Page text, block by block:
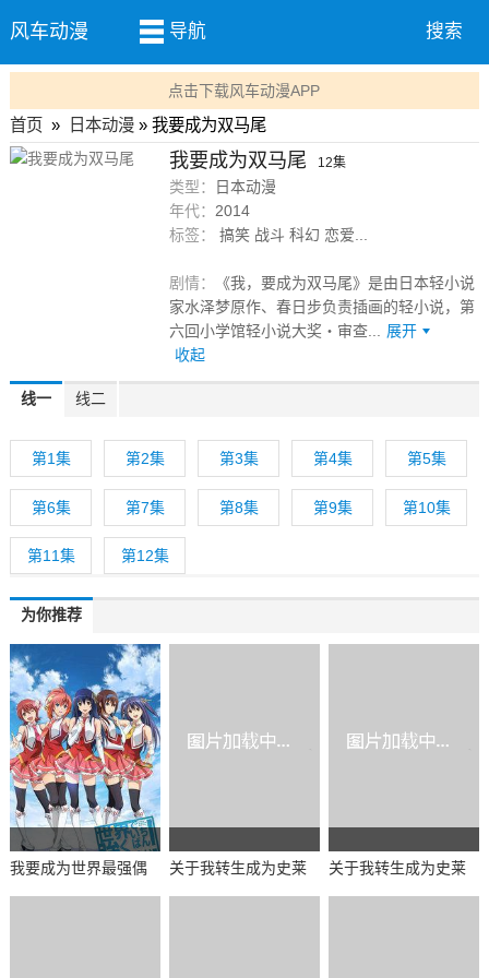
风车动漫 导航 搜索
点击下载风车动漫APP
首页 » 日本动漫» 我要成为双马尾
我要成为双马尾 12集
类型：
日本动漫
年代： 2014
标签：
搞笑 战斗 科幻 恋爱...
剧情：
《我，要成为双马尾》是由日本轻小说
家水泽梦原作、春日步负责插画的轻小说，第
六回小学馆轻小说大奖‧审查...
展开
收起
线一 线二
第1集 第2集 第3集 第4集 第5集
第6集 第7集 第8集 第9集 第10集
第11集 第12集
为你推荐
我要成为世界最强偶
像
关于我转生成为史莱
姆的那件事第二季 Pa
关于我转生成为史莱
姆的那件事第三季